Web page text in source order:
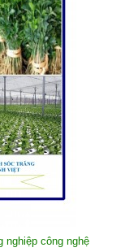
nghiệp công nghệ